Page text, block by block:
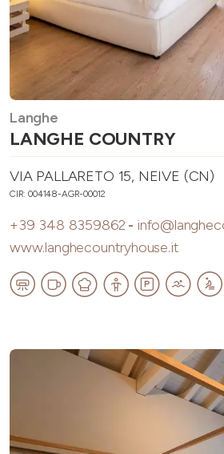
Langhe
LANGHE COUNTRY
VIA PALLARETO 15, NEIVE (CN)
CIR: 004148-AGR-00012
+39 348 8359862 -
www.langhecountryhouse.it